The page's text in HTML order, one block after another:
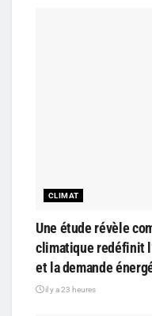
CLIMAT
Une étude révèle
climatique redéfinit
et la demande
il y a 23 heures